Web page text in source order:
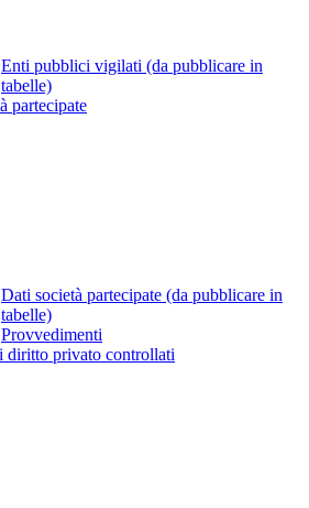
Enti pubblici vigilati (da pubblicare in
tabelle)
partecipate
Dati società partecipate (da pubblicare in
tabelle)
Provvedimenti
diritto privato controllati